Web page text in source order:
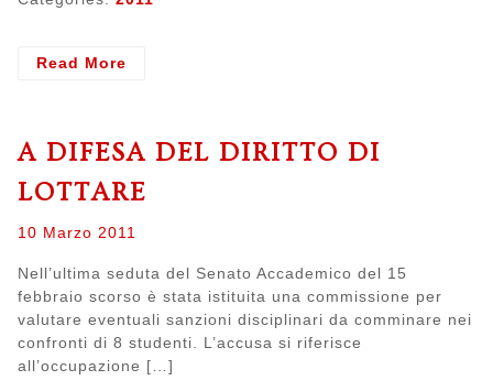
Read More
marzo
–
Riassunto
A DIFESA DEL DIRITTO DI
LOTTARE
Posted
10 Marzo 2011
Nell’ultima seduta del Senato Accademico del 15
febbraio scorso è stata istituita una commissione per
valutare eventuali sanzioni disciplinari da comminare nei
confronti di 8 studenti. L’accusa si riferisce
all’occupazione […]